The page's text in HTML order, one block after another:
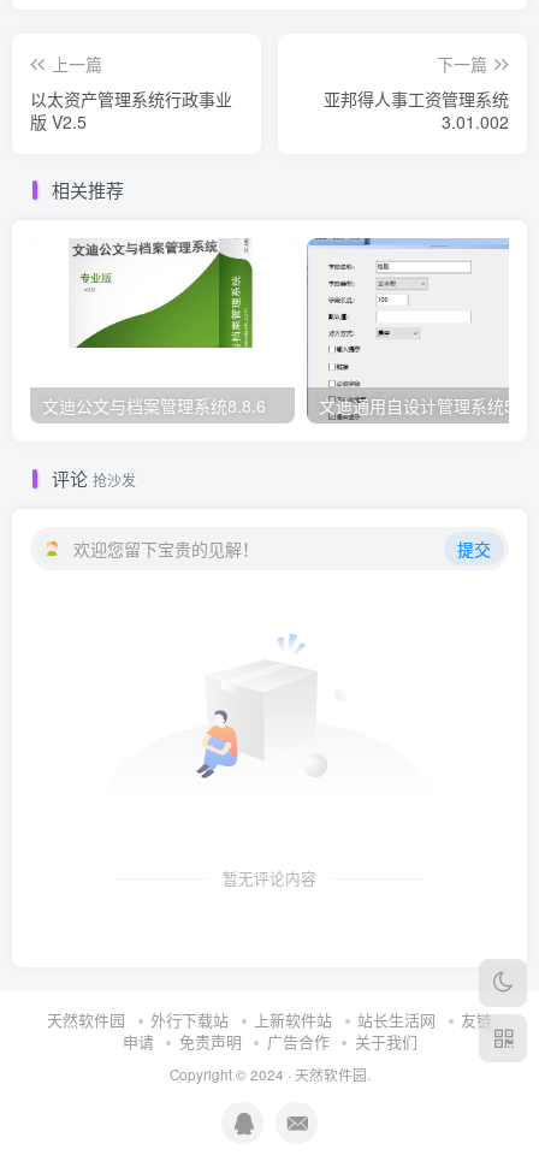
上一篇
以太资产管理系统行政事业
版 V2.5
下一篇
亚邦得人事工资管理系统
3.01.002
相关推荐
文迪公文与档案管理系统8.8.6 文迪通用自设计管理系统
评论 抢沙发
欢迎您留下宝贵的见解！ 提交
暂无评论内容
天然软件园 外行下载站 上新软件站 站长生活网
友链
申请
免责声明 广告合作 关于我们
Copyright © 2024 · 天然软件园.